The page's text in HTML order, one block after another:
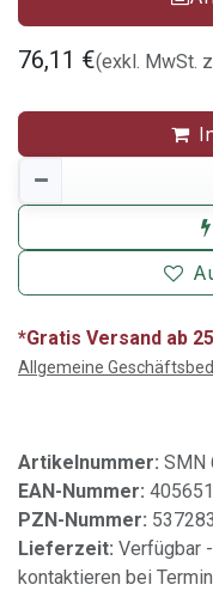
76,11 €(exkl. MwSt.
*Gratis Versand ab
Allgemeine
Artikelnummer: SMN
EAN-Nummer:
PZN-Nummer:
Lieferzeit: Verfügbar
kontaktieren bei